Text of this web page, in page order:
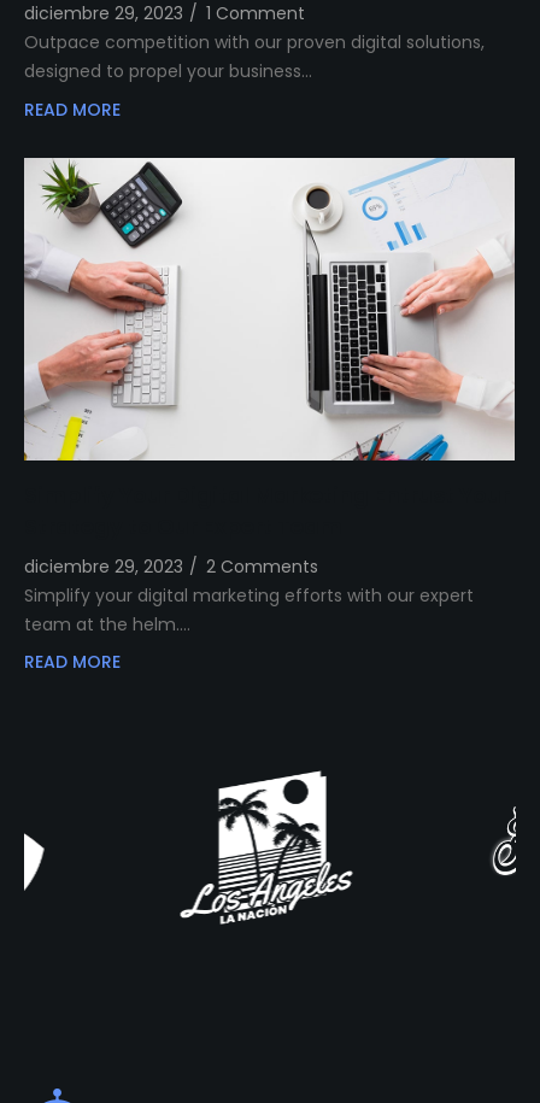
diciembre 29, 2023 / 1 Comment
Outpace competition with our proven digital solutions,
designed to propel your business…
READ MORE
diciembre 29, 2023 / 2 Comments
Simplify your digital marketing efforts with our expert
team at the helm.…
READ MORE